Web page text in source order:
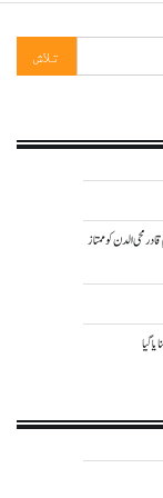
الدن کو ممتاز
گیا